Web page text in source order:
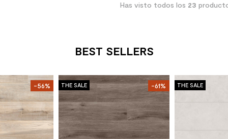
Has visto todos los 23
BEST SELLERS
-56% THE SALE -61% THE SALE